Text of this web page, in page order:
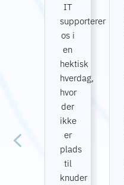
IT
supporterer
os i
en
hektisk
hverdag,
hvor
der
ikke
er
plads
til
knuder